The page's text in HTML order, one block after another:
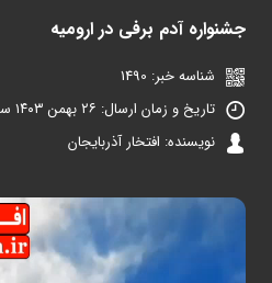
جشنواره آدم برفی در ارومیه
شناسه خبر: 1490
تاریخ و زمان ارسال: ۲۶ بهمن ۱۴۰۳ ساعت ۰۴:۲۸
نویسنده: افتخار آذربایجان